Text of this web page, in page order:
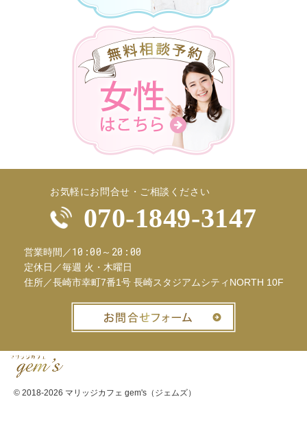
お気軽にお問合せ・ご相談ください
070-1849-3147
営業時間／10:00～20:00
定休日／毎週 火・木曜日
住所／長崎市幸町7番1号 長崎スタジアムシティNORTH 10F
© 2018-2026 マリッジカフェ gem's（ジェムズ）